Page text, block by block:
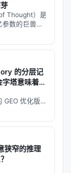
任务。
构化推理、规
模型的生成
放在服务器
网络延迟最
理、创造性
，不是"执行
权衡利弊时，
"GitOps 总
令，而是看
Thought）是
数的巨兽，
一步步推过
想。 但
的分层记
塔意味着什
优化版本
和 FAQ，便
解析「…
狭窄的推理